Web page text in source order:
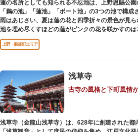
蓮の名所としても知られる不忍池は、上野恩賜公園
「鵜の池」「蓮池」「ボート池」の3つの池で構成
雨はあじさい、夏は蓮の花と四季折々の景色が見ら
池を埋め尽くすほどの蓮がピンクの花を咲かすの
前のみ開花するので、シーズン中は多くの観光客が
す。綺麗な蓮の花を近くから観察できるデッキを散
から池を眺めれば、新しい発見ができるかもしれ
にはマガモ・オナガガモなどたくさんの鴨や渡り
でバードウォッチングができる珍しいスポットです
ファミリーで、カップルで、または一人でゆったり
過ごしください。
上野・御徒町エリア
浅草寺
古寺の風格と下町風情
浅草寺（金龍山浅草寺）は、628年に創建された都